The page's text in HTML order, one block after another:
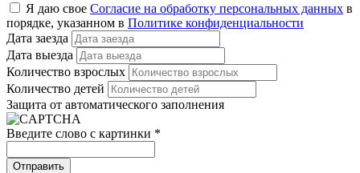
Я даю свое Согласие на обработку персональных данных в
порядке, указанном в Политике конфиденциальности
Дата заезда
Дата выезда
Количество взрослых
Количество детей
Защита от автоматического заполнения
Введите слово с картинки *